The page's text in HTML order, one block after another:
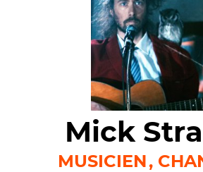
Mick
MUSICIEN